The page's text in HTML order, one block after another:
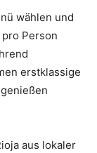
wählen und
Person
erstklassige
aus lokaler